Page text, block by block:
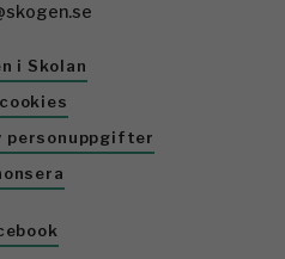
i Skolan
personuppgifter